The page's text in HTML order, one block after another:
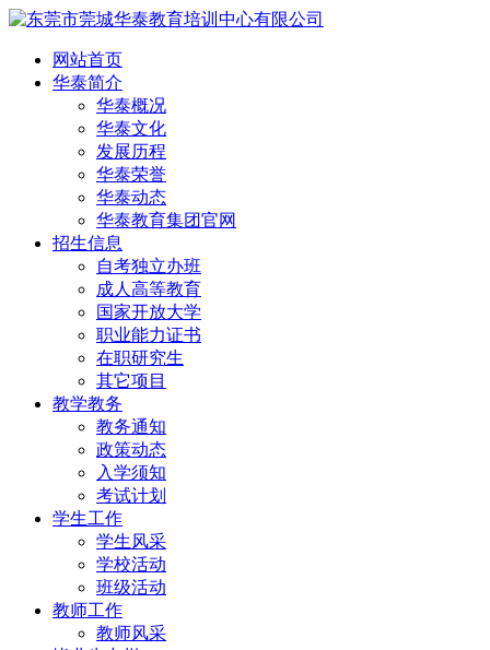
网站首页
华泰简介
华泰概况
华泰文化
发展历程
华泰荣誉
华泰动态
华泰教育集团官网
招生信息
自考独立办班
成人高等教育
国家开放大学
职业能力证书
在职研究生
其它项目
教学教务
教务通知
政策动态
入学须知
考试计划
学生工作
学生风采
学校活动
班级活动
教师工作
教师风采